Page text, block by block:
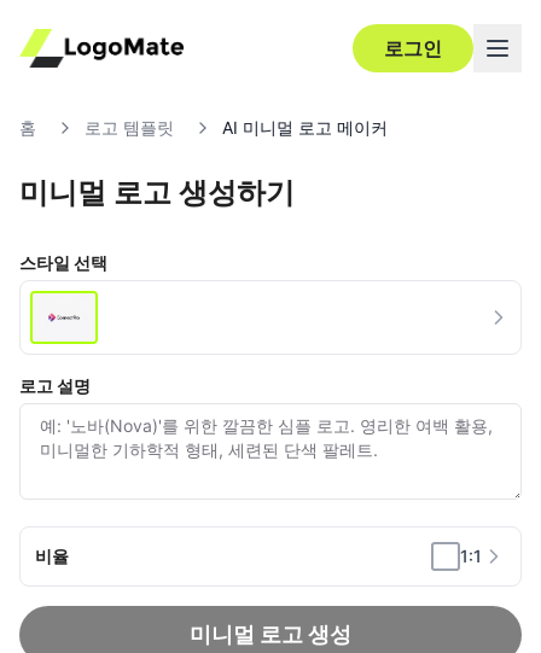
로그인
홈 로고 템플릿 AI 미니멀 로고 메이커
미니멀 로고 생성하기
스타일 선택
로고 설명
비율 1:1
미니멀 로고 생성